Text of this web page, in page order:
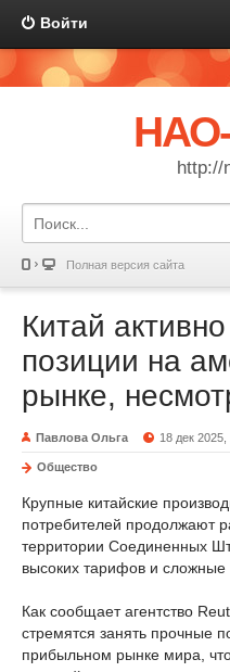
Войти
http://
Полная версия сайта
Китай
позиции на
рынке,
Павлова Ольга 18 дек 2025,
Общество
Крупные китайские
потребителей продолжают
территории Соединенных
высоких тарифов и сложные
Как сообщает агентство
стремятся занять прочные
прибыльном рынке мира,